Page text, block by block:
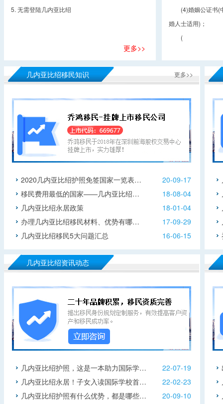
5. 无需登陆几内亚比绍
更多>>
(4)婚姻公证书(
婚人士适用)；
(
更多>>
几内亚比绍移民知识
20-09-17
2020几内亚比绍护照免签国家一览表…
18-08-04
移民费用最低的国家——几内亚比绍…
18-01-04
几内亚比绍永居政策
17-09-29
办理几内亚比绍移民材料、优势有哪…
16-06-15
几内亚比绍移民5大问题汇总
几内亚比绍资讯动态
22-07-19
几内亚比绍护照，这是一本助力国际学…
22-02-23
几内亚比绍永居！子女入读国际学校首…
20-09-10
几内亚比绍护照有什么优势，都是哪些…